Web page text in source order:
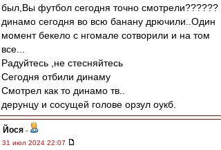
был,Вы футбол сегодня точно смотрели??????
динамо сегодня во всю банану дрючили..Один
момент бекело с нгомале сотворили и на том
все...
Радуйтесь ,не стесняйтесь
Сегодня отбили динаму
Смотрел как то динамо тв..
дерунцу и сосущей голове орзул оукб.
Йося -
31 июл 2024 22:07